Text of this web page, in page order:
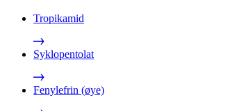
Tropikamid
Syklopentolat
Fenylefrin (øye)